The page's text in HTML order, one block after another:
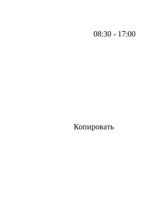
08:30 - 17:00
Копировать